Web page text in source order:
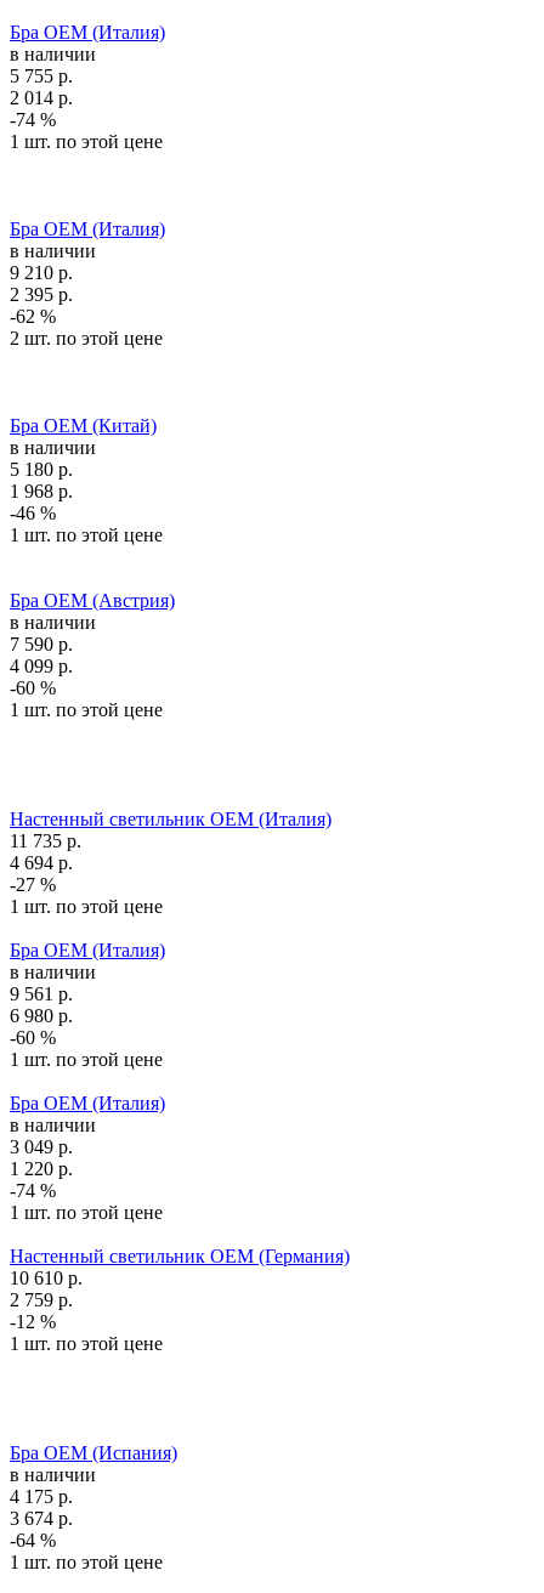
Бра OEM (Италия)
в наличии
5 755 р.
2 014 р.
-74 %
1 шт. по этой цене
Бра OEM (Италия)
в наличии
9 210 р.
2 395 р.
-62 %
2 шт. по этой цене
Бра OEM (Китай)
в наличии
5 180 р.
1 968 р.
-46 %
1 шт. по этой цене
Бра OEM (Австрия)
в наличии
7 590 р.
4 099 р.
-60 %
1 шт. по этой цене
Настенный светильник OEM (Италия)
11 735 р.
4 694 р.
-27 %
1 шт. по этой цене
Бра OEM (Италия)
в наличии
9 561 р.
6 980 р.
-60 %
1 шт. по этой цене
Бра OEM (Италия)
в наличии
3 049 р.
1 220 р.
-74 %
1 шт. по этой цене
Настенный светильник OEM (Германия)
10 610 р.
2 759 р.
-12 %
1 шт. по этой цене
Бра OEM (Испания)
в наличии
4 175 р.
3 674 р.
-64 %
1 шт. по этой цене